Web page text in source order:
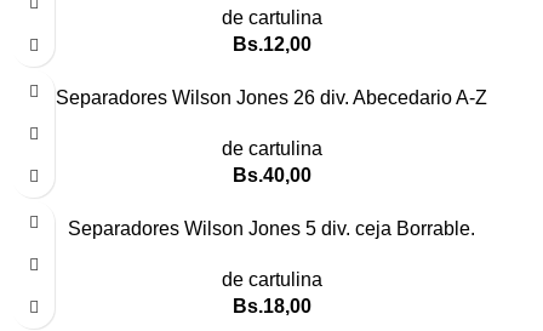
de cartulina
Bs.12,00
Separadores Wilson Jones 26 div. Abecedario A-Z
de cartulina
Bs.40,00
Separadores Wilson Jones 5 div. ceja Borrable.
de cartulina
Bs.18,00